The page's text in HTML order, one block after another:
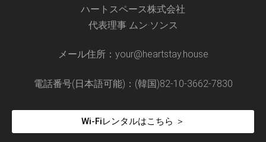
ハートスペース株式会社
代表理事 ムン·ソンス
メール住所：your@heartstay.house
電話番号(日本語可能)：(韓国)82-10-3662-7830
Wi-Fiレンタルはこちら ＞